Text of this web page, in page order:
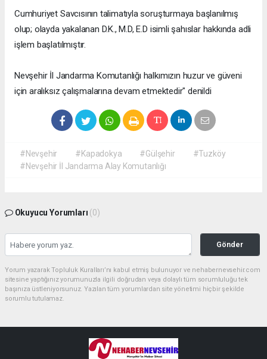
Cumhuriyet Savcısının talimatıyla soruşturmaya başlanılmış
olup; olayda yakalanan D.K., M.D, E.D isimli şahıslar hakkında adli
işlem başlatılmıştır.
Nevşehir İl Jandarma Komutanlığı halkımızın huzur ve güveni
için aralıksız çalışmalarına devam etmektedir" denildi
#Nevşehir #Kapadokya #Gülşehir
#Tuzköy
#Nevşehir İl Jandarma Alay Komutanlığı
Okuyucu Yorumları (0)
Gönder
Yorum yazarak Topluluk Kuralları’nı kabul etmiş bulunuyor ve nehabernevsehir.com
sitesine yaptığınız yorumunuzla ilgili doğrudan veya dolaylı tüm sorumluluğu tek
başınıza üstleniyorsunuz. Yazılan tüm yorumlardan site yönetimi hiçbir şekilde
sorumlu tutulamaz.